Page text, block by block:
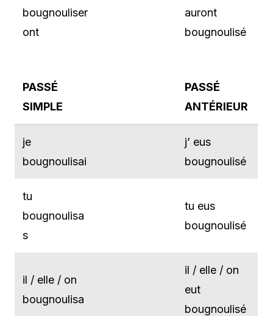
bougnouliser
ont
auront
bougnoulisé
PASSÉ
SIMPLE
PASSÉ
ANTÉRIEUR
je
bougnoulisai
j’ eus
bougnoulisé
tu
bougnoulisa
s
tu eus
bougnoulisé
il / elle / on
bougnoulisa
il / elle / on
eut
bougnoulisé